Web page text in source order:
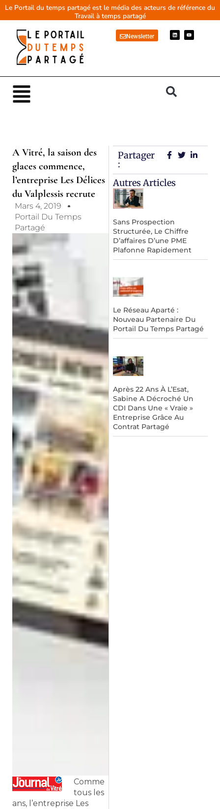
AllerLe Portail du temps partagé est le média des acteurs de référence du
Travail à temps partagé
Newsletter
L
i
n
Y
o
u
Main
Menu
A Vitré, la saison des
glaces commence,
l’entreprise Les Délices
du Valplessis recrute
Mars 4, 2019
Portail Du Temps
Partagé
Comme
tous les
ans, l’entreprise Les
Partager
:
Autres Articles
Sans Prospection
Structurée, Le Chiffre
D’affaires D’une PME
Plafonne Rapidement
Le Réseau Aparté :
Nouveau Partenaire Du
Portail Du Temps Partagé
Après 22 Ans À L’Esat,
Sabine A Décroché Un
CDI Dans Une « Vraie »
Entreprise Grâce Au
Contrat Partagé